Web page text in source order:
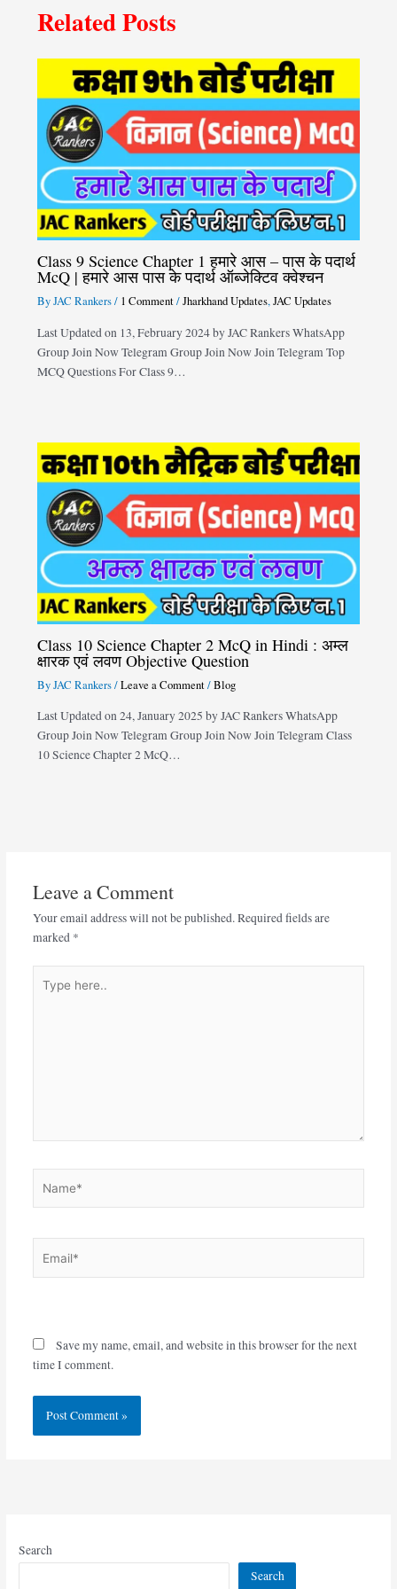
Related Posts
Class 9 Science Chapter 1 हमारे आस – पास के पदार्थ
McQ | हमारे आस पास के पदार्थ ऑब्जेक्टिव क्वेश्चन
ByJAC Rankers/ 1 Comment /Jharkhand Updates,JAC Updates
Last Updated on 13, February 2024 by JAC Rankers WhatsApp
Group Join Now Telegram Group Join Now Join Telegram Top
MCQ Questions For Class 9…
Class 10 Science Chapter 2 McQ in Hindi : अम्ल
क्षारक एवं लवण Objective Question
ByJAC Rankers/Leave a Comment /Blog
Last Updated on 24, January 2025 by JAC Rankers WhatsApp
Group Join Now Telegram Group Join Now Join Telegram Class
10 Science Chapter 2 McQ…
Leave a Comment
Your email address will not be published.Required fields are
marked *
here..
Save my name, email, and website in this browser for the next
time I comment.
Search
Search